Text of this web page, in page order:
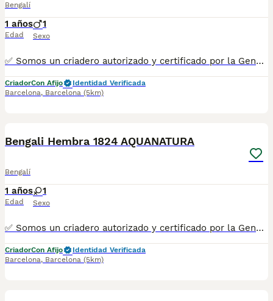
Bengalí
1 años
Edad
1
Sexo
✅ Somos un criadero autorizado y certificado por la Generalitat de Catalunya. ☎️ 933095977 📱 685878504 / 674320847 💻 www.aquanatura.es 🚙 Hacemos envíos 📌 Calle Roger de Flor 45, muy cerca del Arc de Triomf de Barcelona, de Lunes a Sábados, desde las 10h hasta las 20:00h. Se entregan con la mayoría de sus vacunas, desparasitados interna y externamente, con microchip y su registro, cartilla sanitaria y contrato de garantías, bajo la supervisión de nuestro equipo veterinario.
CriadorCon Afijo
Identidad Verificada
Barcelona, Barcelona (5km)
Bengali Hembra 1824 AQUANATURA
Bengalí
1 años
Edad
1
Sexo
✅ Somos un criadero autorizado y certificado por la Generalitat de Catalunya. ☎️ 933095977 📱 685878504 / 674320847 💻 www.aquanatura.es 🚙 Hacemos envíos 📌 Calle Roger de Flor 45, muy cerca del Arc de Triomf de Barcelona, de Lunes a Sábados, desde las 10h hasta las 20:00h. Se entregan con la mayoría de sus vacunas, desparasitados interna y externamente, con microchip y su registro, cartilla sanitaria y contrato de garantías, bajo la supervisión de nuestro equipo veterinario.
CriadorCon Afijo
Identidad Verificada
Barcelona, Barcelona (5km)